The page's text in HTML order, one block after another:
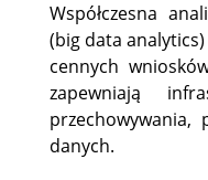
Współczesna
(big data
cennych
zapewniają
przechowywania,
danych.